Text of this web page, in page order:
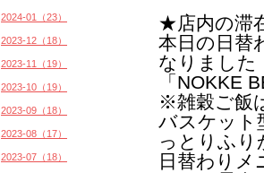
★店内の滞
本日の日替
なりました
「NOKKE
※雑穀ご飯
バスケット
っとりふり
日替わりメ
2024-01（23）
2023-12（18）
2023-11（19）
2023-10（19）
2023-09（18）
2023-08（17）
2023-07（18）